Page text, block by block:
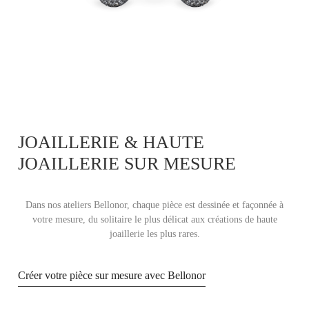
JOAILLERIE & HAUTE
JOAILLERIE SUR MESURE
Dans nos ateliers Bellonor, chaque pièce est dessinée et façonnée à
votre mesure, du solitaire le plus délicat aux créations de haute
joaillerie les plus rares.
Créer votre pièce sur mesure avec Bellonor